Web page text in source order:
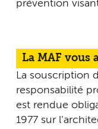
prévention
La MAF vous
La souscription
responsabilité
est rendue
1977 sur